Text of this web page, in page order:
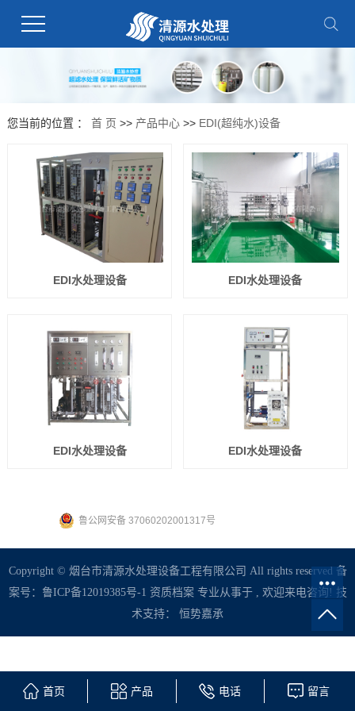
您当前的位置 ： 首 页 >> 产品中心>> EDI(超纯水)设备
EDI水处理设备 EDI水处理设备
EDI水处理设备 EDI水处理设备
鲁公网安备 37060202001317号
Copyright © 烟台市清源水处理设备工程有限公司 All rights reserved 备
案号： 鲁ICP备12019385号-1 资质档案专业从事于 , 欢迎来电咨询! 技
术支持： 恒势嘉承
首页 产品 电话 留言